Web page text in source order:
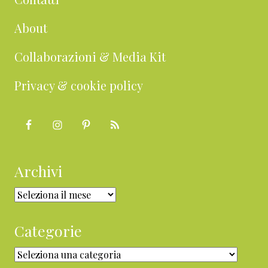
About
Collaborazioni & Media Kit
Privacy & cookie policy
Archivi
Archivi
Categorie
Categorie